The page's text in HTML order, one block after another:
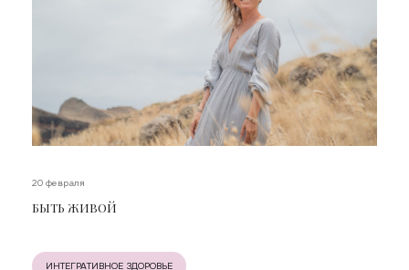
20 февраля
БЫТЬ ЖИВОЙ
ИНТЕГРАТИВНОЕ ЗДОРОВЬЕ